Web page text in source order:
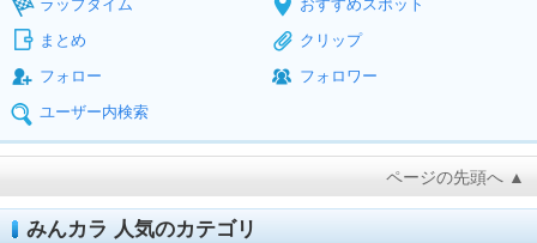
ラップタイム
おすすめスポット
まとめ
クリップ
フォロー
フォロワー
ユーザー内検索
ページの先頭へ ▲
みんカラ 人気のカテゴリ